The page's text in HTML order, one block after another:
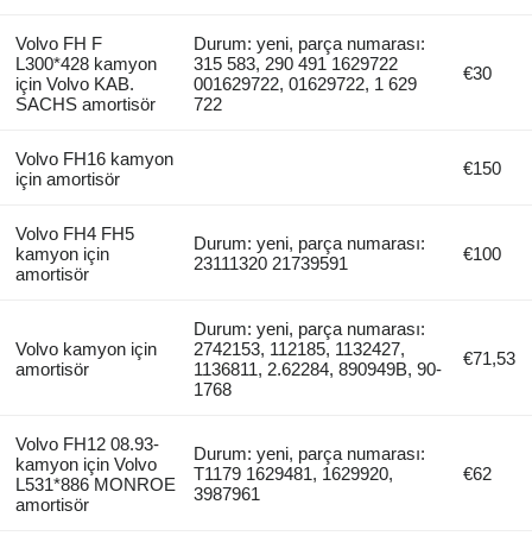
Volvo FH F
L300*428 kamyon
için Volvo KAB.
SACHS amortisör
Durum: yeni, parça numarası:
315 583, 290 491 1629722
001629722, 01629722, 1 629
722
€30
Volvo FH16 kamyon
için amortisör
€150
Volvo FH4 FH5
kamyon için
amortisör
Durum: yeni, parça numarası:
23111320 21739591
€100
Volvo kamyon için
amortisör
Durum: yeni, parça numarası:
2742153, 112185, 1132427,
1136811, 2.62284, 890949B, 90-
1768
€71,53
Volvo FH12 08.93-
kamyon için Volvo
L531*886 MONROE
amortisör
Durum: yeni, parça numarası:
T1179 1629481, 1629920,
3987961
€62